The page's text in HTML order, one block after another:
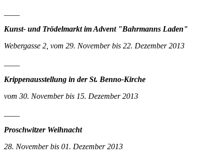
Kunst- und Trödelmarkt im Advent "Bahrmanns Laden"
Webergasse 2, vom 29. November bis 22. Dezember 2013
Krippenausstellung in der St. Benno-Kirche
vom 30. November bis 15. Dezember 2013
Proschwitzer Weihnacht
28. November bis 01. Dezember 2013